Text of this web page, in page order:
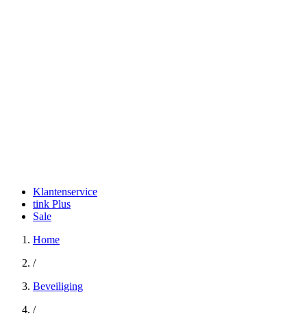
Klantenservice
tink Plus
Sale
Home
/
Beveiliging
/